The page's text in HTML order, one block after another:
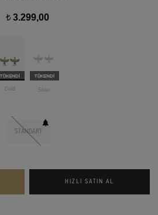
t3.299,00
Gold Silver
STANDART